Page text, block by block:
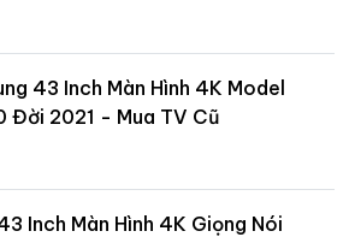
43 Inch Màn Hình 4K Model
Đời 2021 - Mua TV Cũ
Inch Màn Hình 4K Giọng Nói